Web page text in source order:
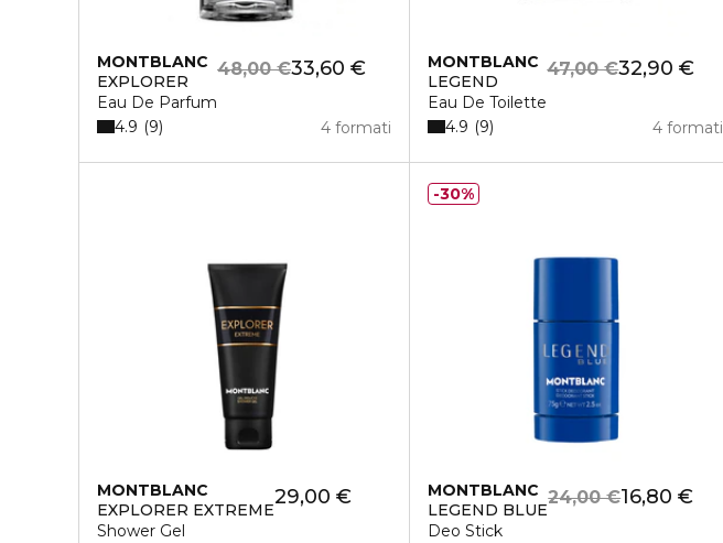
MONTBLANC
EXPLORER
Eau De Parfum
33,60 €
48,00 €
4 formati
4.9 9
MONTBLANC
LEGEND
Eau De Toilette
32,90 €
47,00 €
4 formati
4.9 9
MONTBLANC
EXPLORER EXTREME
Shower Gel
29,00 €
MONTBLANC
LEGEND BLUE
Deo Stick
16,80 €
24,00 €
30%